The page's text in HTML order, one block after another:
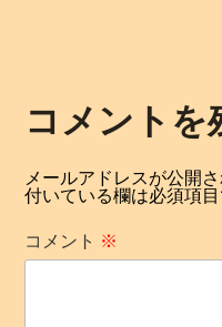
ー
シ
ョ
ン
コメントを
メールアドレスが公開
付いている欄は必須項
コメント ※